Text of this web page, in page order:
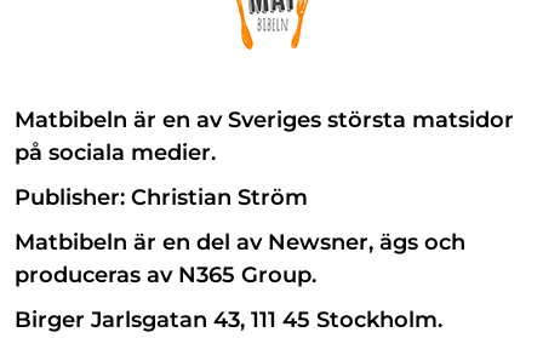
Matbibeln är en av Sveriges största matsidor
på sociala medier.
Publisher: Christian Ström
Matbibeln är en del av Newsner, ägs och
produceras av N365 Group.
Birger Jarlsgatan 43, 111 45 Stockholm.